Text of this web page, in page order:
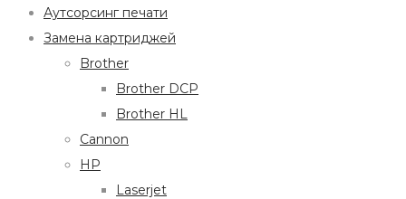
Аутсорсинг печати
Замена картриджей
Brother
Brother DCP
Brother HL
Cannon
HP
Laserjet